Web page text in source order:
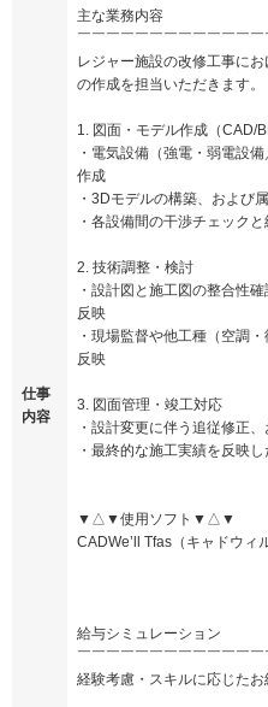
仕事
内容
主な業務内容
￣￣￣￣￣￣￣￣￣￣￣￣￣
レジャー施設の改修工事に
の作成を担当いただきます。
1. 図面・モデル作成（CAD/
・電気設備（強電・弱電設
作成
・3Dモデルの構築、および
・各設備間の干渉チェック
2. 技術調整・検討
・設計図と施工図の整合性
反映
・現場監督や他工種（空調
反映
3. 図面管理・竣工対応
・設計変更に伴う追従修正
・最終的な施工実績を反映
▼△▼使用ソフト▼△▼
CADWe’ll Tfas（キャドウィ
給与シミュレーション
￣￣￣￣￣￣￣￣￣￣￣￣￣
経験考慮・スキルに応じたお